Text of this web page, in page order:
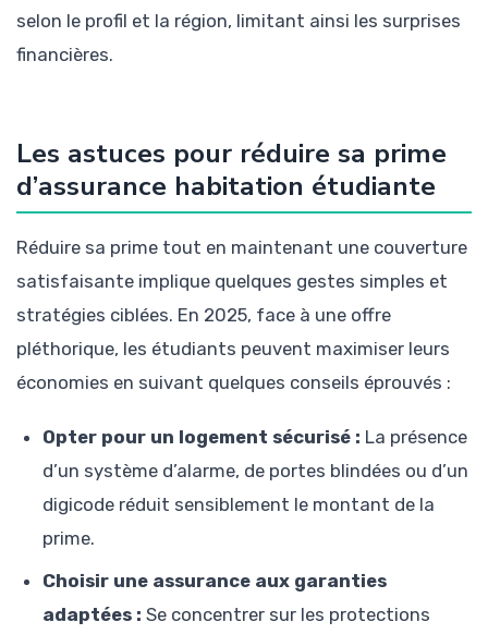
selon le profil et la région, limitant ainsi les surprises
financières.
Les astuces pour réduire sa prime
d’assurance habitation étudiante
Réduire sa prime tout en maintenant une couverture
satisfaisante implique quelques gestes simples et
stratégies ciblées. En 2025, face à une offre
pléthorique, les étudiants peuvent maximiser leurs
économies en suivant quelques conseils éprouvés :
Opter pour un logement sécurisé : La présence
d’un système d’alarme, de portes blindées ou d’un
digicode réduit sensiblement le montant de la
prime.
Choisir une assurance aux garanties
adaptées : Se concentrer sur les protections